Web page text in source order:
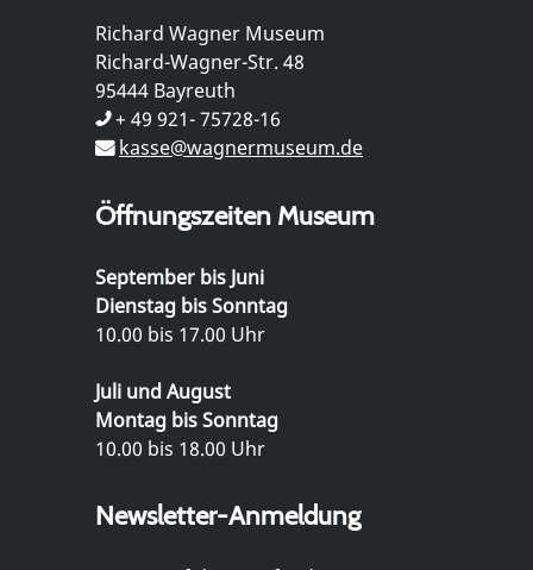
Richard Wagner Museum
Richard-Wagner-Str. 48
95444 Bayreuth
+ 49 921- 75728-16
kasse@wagnermuseum.de
Öffnungszeiten Museum
September bis Juni
Dienstag bis Sonntag
10.00 bis 17.00 Uhr
Juli und August
Montag bis Sonntag
10.00 bis 18.00 Uhr
Newsletter-Anmeldung